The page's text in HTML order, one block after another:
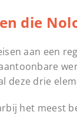
die
aan een
deze drie
het meest